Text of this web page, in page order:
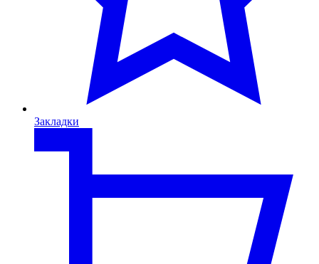
Закладки